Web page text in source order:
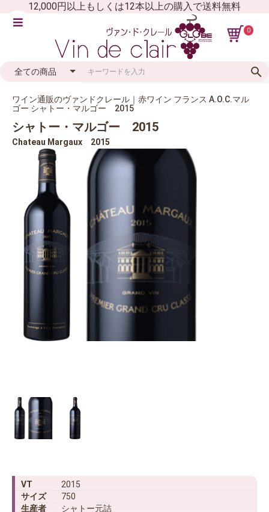
12,000円以上もしくは12本以上の購入で送料無料
0
ワイン通販のヴァンドクレール｜赤ワイン フランス A.O.C.マル
ゴー シャトー・マルゴー 2015
シャトー・マルゴー 2015
Chateau Margaux 2015
VT
2015
サイズ
750
生産者
シャトー元詰